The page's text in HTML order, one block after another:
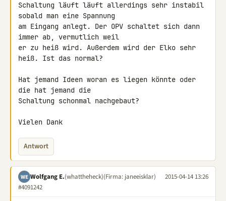
Schaltung läuft läuft allerdings sehr instabil
sobald man eine Spannung
am Eingang anlegt. Der OPV schaltet sich dann
immer ab, vermutlich weil
er zu heiß wird. Außerdem wird der Elko sehr
heiß. Ist das normal?
Hat jemand Ideen woran es liegen könnte oder
die hat jemand die
Schaltung schonmal nachgebaut?
Vielen Dank
Antwort
WE Wolfgang E.(whattheheck)(Firma: janeeisklar)
2015-04-14 13:26
#4091242